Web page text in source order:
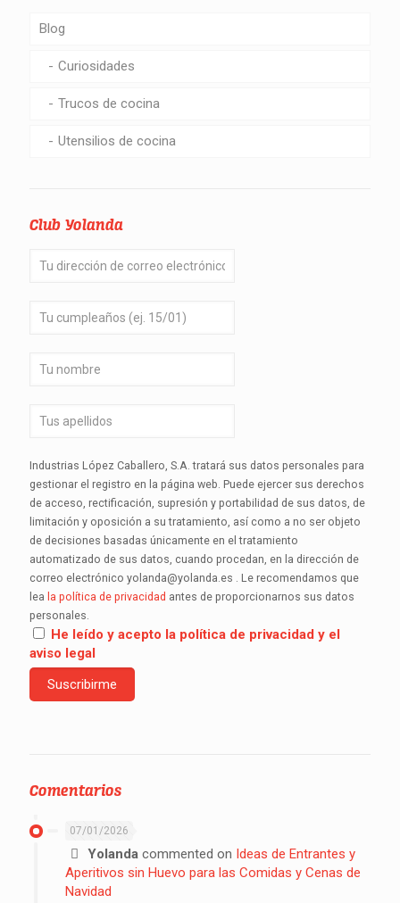
Blog
Curiosidades
Trucos de cocina
Utensilios de cocina
Club Yolanda
Industrias López Caballero, S.A. tratará sus datos personales para
gestionar el registro en la página web. Puede ejercer sus derechos
de acceso, rectificación, supresión y portabilidad de sus datos, de
limitación y oposición a su tratamiento, así como a no ser objeto
de decisiones basadas únicamente en el tratamiento
automatizado de sus datos, cuando procedan, en la dirección de
correo electrónico yolanda@yolanda.es . Le recomendamos que
lea la política de privacidad antes de proporcionarnos sus datos
personales.
He leído y acepto la política de privacidad y el
aviso legal
Comentarios
07/01/2026
Yolanda commented on Ideas de Entrantes y
Aperitivos sin Huevo para las Comidas y Cenas de
Navidad